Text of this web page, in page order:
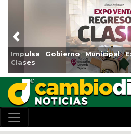
Gobierno Municipal Expo Venta
Previous